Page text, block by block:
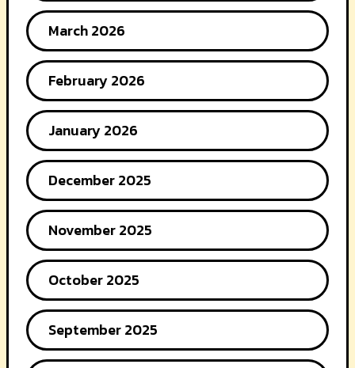
March 2026
February 2026
January 2026
December 2025
November 2025
October 2025
September 2025